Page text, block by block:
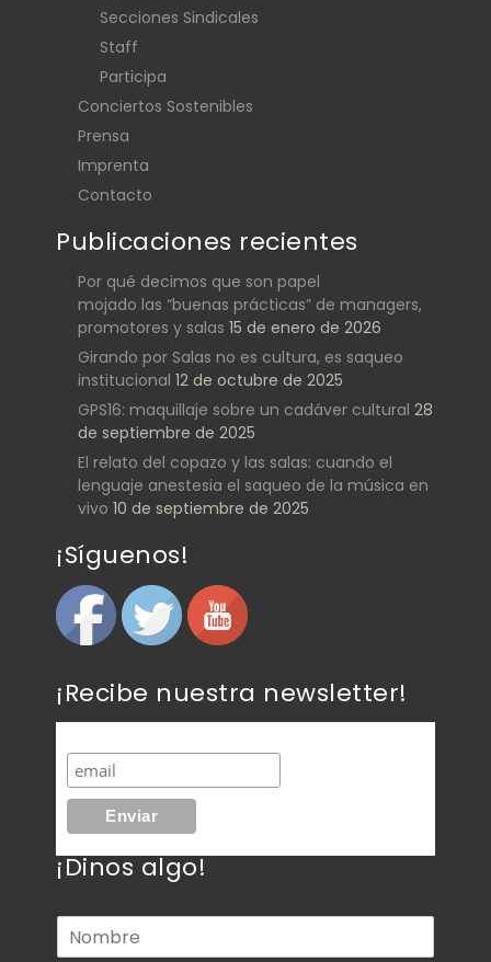
Secciones Sindicales
Staff
Participa
Conciertos Sostenibles
Prensa
Imprenta
Contacto
Publicaciones recientes
Por qué decimos que son papel
mojado las “buenas prácticas” de managers,
promotores y salas 15 de enero de 2026
Girando por Salas no es cultura, es saqueo
institucional 12 de octubre de 2025
GPS16: maquillaje sobre un cadáver cultural 28
de septiembre de 2025
El relato del copazo y las salas: cuando el
lenguaje anestesia el saqueo de la música en
vivo 10 de septiembre de 2025
¡Síguenos!
¡Recibe nuestra newsletter!
¡Dinos algo!
N